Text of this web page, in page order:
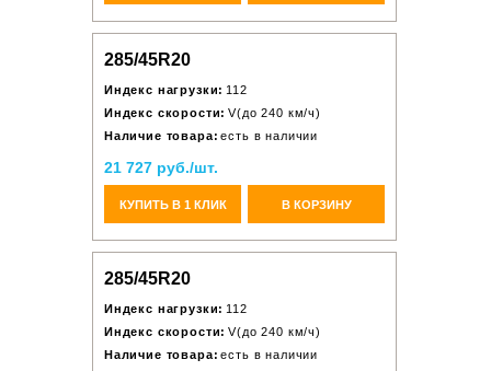
285/45R20
Индекс нагрузки: 112
Индекс скорости: V(до 240 км/ч)
Наличие товара: есть в наличии
21 727 руб./шт.
КУПИТЬ В 1 КЛИК В КОРЗИНУ
285/45R20
Индекс нагрузки: 112
Индекс скорости: V(до 240 км/ч)
Наличие товара: есть в наличии